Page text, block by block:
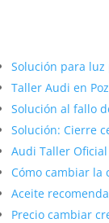
Solución para
Taller Audi en
Solución al fallo
Solución: Cierre
Audi Taller
Cómo cambiar
Aceite
Precio cambiar